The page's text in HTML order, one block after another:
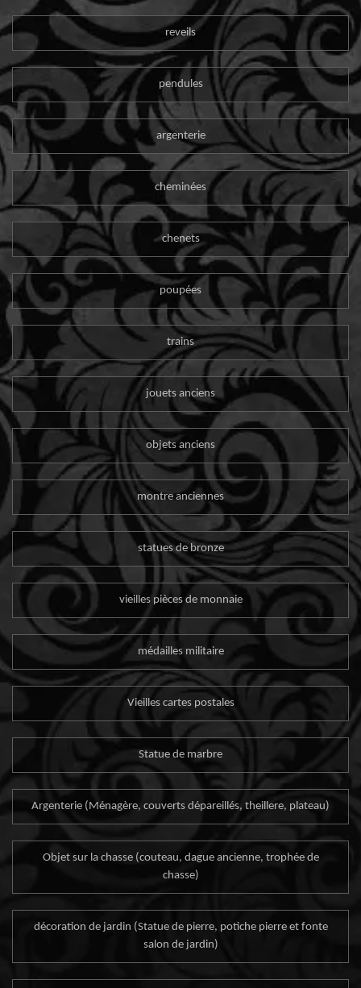
reveils
pendules
argenterie
cheminées
chenets
poupées
trains
jouets anciens
objets anciens
montre anciennes
statues de bronze
vieilles pièces de monnaie
médailles militaire
Vieilles cartes postales
Statue de marbre
Argenterie (Ménagère, couverts dépareillés, theillere, plateau)
Objet sur la chasse (couteau, dague ancienne, trophée de
chasse)
décoration de jardin (Statue de pierre, potiche pierre et fonte
salon de jardin)